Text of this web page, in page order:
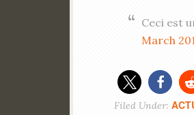
Ceci est
March
Filed Under: